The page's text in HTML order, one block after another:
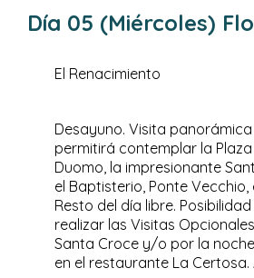
Día 05 (Miércoles)
El Renacimiento
Desayuno. Visita
permitirá contemplar la Plaza
Duomo, la impresionante
el Baptisterio, Ponte Vecchio,
Resto del día libre.
realizar las Visitas
Santa Croce y/o por la
en el restaurante La Certosa.